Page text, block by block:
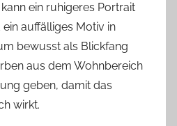
ein ruhigeres Portrait
auffälliges Motiv in
bewusst als Blickfang
aus dem Wohnbereich
geben, damit das
wirkt.